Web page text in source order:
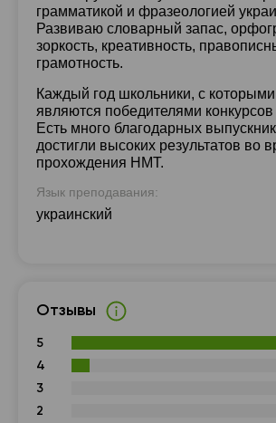
грамматикой и фразеологией
Развиваю словарный запас,
зоркость, креативность,
грамотность.
Каждый год школьники, с
являются победителями
Есть много благодарных
достигли высоких результатов во
прохождения НМТ.
Язык преподавания:
украинский
Отзывы
5
4
3
2